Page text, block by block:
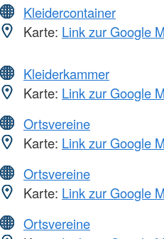
Kleidercontainer
Karte: Link zur Google
Kleiderkammer
Karte: Link zur Google
Ortsvereine
Karte: Link zur Google
Ortsvereine
Karte: Link zur Google
Ortsvereine